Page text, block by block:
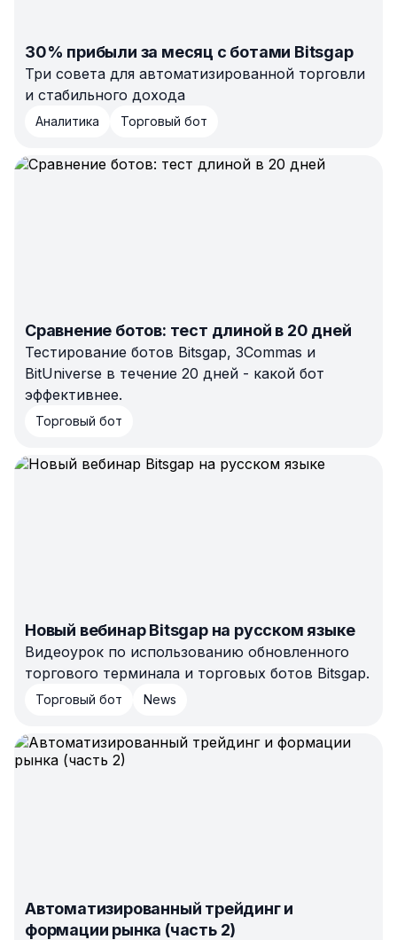
30% прибыли за месяц с ботами Bitsgap
Три совета для автоматизированной торговли
и стабильного дохода
Аналитика Торговый бот
Сравнение ботов: тест длиной в 20 дней
Тестирование ботов Bitsgap, 3Commas и
BitUniverse в течение 20 дней - какой бот
эффективнее.
Торговый бот
Новый вебинар Bitsgap на русском языке
Видеоурок по использованию обновленного
торгового терминала и торговых ботов Bitsgap.
Торговый бот News
Автоматизированный трейдинг и
формации рынка (часть 2)